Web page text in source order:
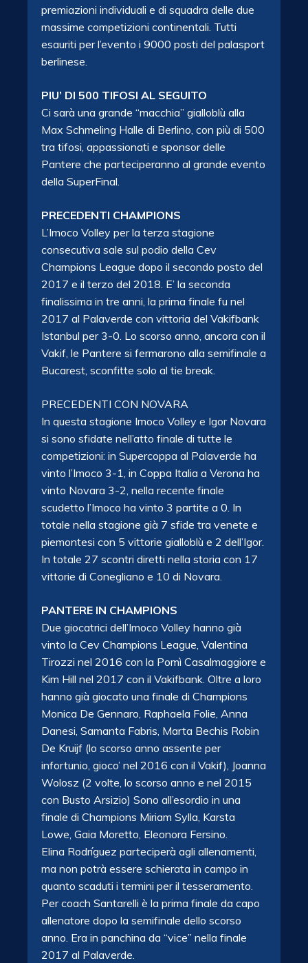
premiazioni individuali e di squadra delle due
massime competizioni continentali. Tutti
esauriti per l’evento i 9000 posti del palasport
berlinese.
PIU’ DI 500 TIFOSI AL SEGUITO
Ci sarà una grande “macchia” gialloblù alla
Max Schmeling Halle di Berlino, con più di 500
tra tifosi, appassionati e sponsor delle
Pantere che parteciperanno al grande evento
della SuperFinal.
PRECEDENTI CHAMPIONS
L’Imoco Volley per la terza stagione
consecutiva sale sul podio della Cev
Champions League dopo il secondo posto del
2017 e il terzo del 2018. E’ la seconda
finalissima in tre anni, la prima finale fu nel
2017 al Palaverde con vittoria del Vakifbank
Istanbul per 3-0. Lo scorso anno, ancora con il
Vakif, le Pantere si fermarono alla semifinale a
Bucarest, sconfitte solo al tie break.
PRECEDENTI CON NOVARA
In questa stagione Imoco Volley e Igor Novara
si sono sfidate nell’atto finale di tutte le
competizioni: in Supercoppa al Palaverde ha
vinto l’Imoco 3-1, in Coppa Italia a Verona ha
vinto Novara 3-2, nella recente finale
scudetto l’Imoco ha vinto 3 partite a 0. In
totale nella stagione già 7 sfide tra venete e
piemontesi con 5 vittorie gialloblù e 2 dell’Igor.
In totale 27 scontri diretti nella storia con 17
vittorie di Conegliano e 10 di Novara.
PANTERE IN CHAMPIONS
Due giocatrici dell’Imoco Volley hanno già
vinto la Cev Champions League, Valentina
Tirozzi nel 2016 con la Pomì Casalmaggiore e
Kim Hill nel 2017 con il Vakifbank. Oltre a loro
hanno già giocato una finale di Champions
Monica De Gennaro, Raphaela Folie, Anna
Danesi, Samanta Fabris, Marta Bechis Robin
De Kruijf (lo scorso anno assente per
infortunio, gioco’ nel 2016 con il Vakif), Joanna
Wolosz (2 volte, lo scorso anno e nel 2015
con Busto Arsizio) Sono all’esordio in una
finale di Champions Miriam Sylla, Karsta
Lowe, Gaia Moretto, Eleonora Fersino.
Elina Rodríguez parteciperà agli allenamenti,
ma non potrà essere schierata in campo in
quanto scaduti i termini per il tesseramento.
Per coach Santarelli è la prima finale da capo
allenatore dopo la semifinale dello scorso
anno. Era in panchina da “vice” nella finale
2017 al Palaverde.